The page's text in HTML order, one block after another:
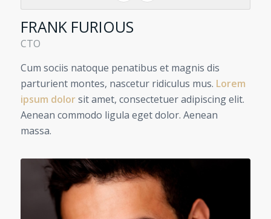
FRANK FURIOUS
CTO
Cum sociis natoque penatibus et magnis dis
parturient montes, nascetur ridiculus mus. Lorem
ipsum dolorsit amet, consectetuer adipiscing elit.
Aenean commodo ligula eget dolor. Aenean
massa.